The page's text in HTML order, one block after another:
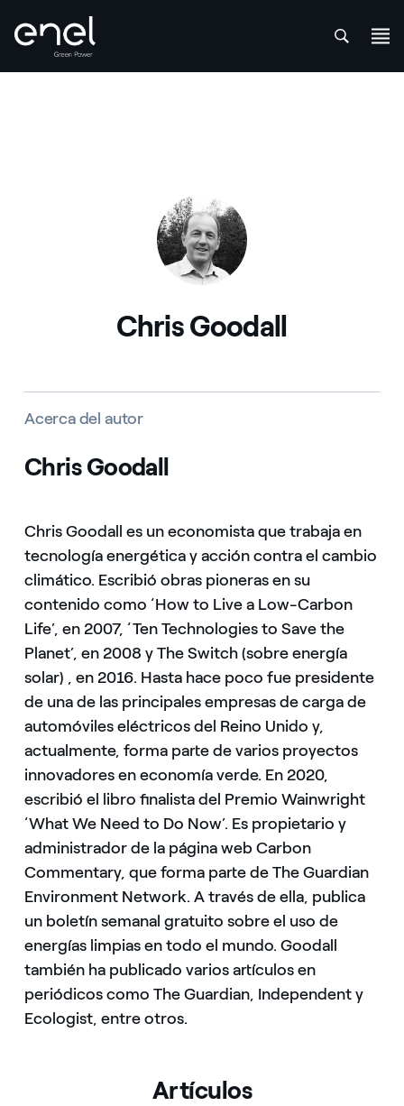
Chris Goodall
Acerca del autor
Chris Goodall
Chris Goodall es un economista que trabaja en
tecnología energética y acción contra el cambio
climático. Escribió obras pioneras en su
contenido como ‘How to Live a Low-Carbon
Life’, en 2007, ‘Ten Technologies to Save the
Planet’, en 2008 y The Switch (sobre energía
solar) , en 2016. Hasta hace poco fue presidente
de una de las principales empresas de carga de
automóviles eléctricos del Reino Unido y,
actualmente, forma parte de varios proyectos
innovadores en economía verde. En 2020,
escribió el libro finalista del Premio Wainwright
‘What We Need to Do Now’. Es propietario y
administrador de la página web Carbon
Commentary, que forma parte de The Guardian
Environment Network. A través de ella, publica
un boletín semanal gratuito sobre el uso de
energías limpias en todo el mundo. Goodall
también ha publicado varios artículos en
periódicos como The Guardian, Independent y
Ecologist, entre otros.
Artículos